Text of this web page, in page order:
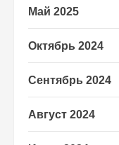
Май 2025
Октябрь 2024
Сентябрь 2024
Август 2024